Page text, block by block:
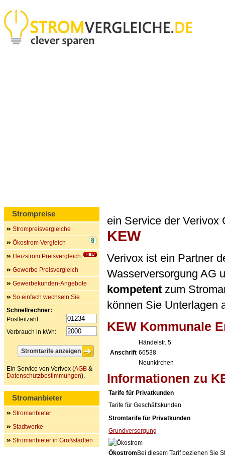
ein Service der Verivox
KEW
Verivox ist ein Partner
Wasserversorgung AG
kompetent zum
können Sie Unterlagen
KEW Kommunale
Anschrift
Händelstr. 5
66538
Neunkirchen
Informationen zu
Tarife für Privatkunden
Tarife für Geschäftskunden
Stromtarife für Privatkunden
Grundversorgung
Ökostrom Bei diesem Tarif beziehen Sie
Strompreise
Strompreisvergleiche
Ökostrom Vergleich
Heizstrom Preisvergleich
Gewerbe Preisvergleich
Gewerbekunden-Angebote
So einfach wechseln Sie
Schnellrechner:
Postleitzahl:
Verbrauch in kWh:
Ein Service von Verivox (AGB &
Datenschutzbestimmungen).
Stromanbieter
Stromanbieter
Stadtwerke
Stromanbieter in Großstädten